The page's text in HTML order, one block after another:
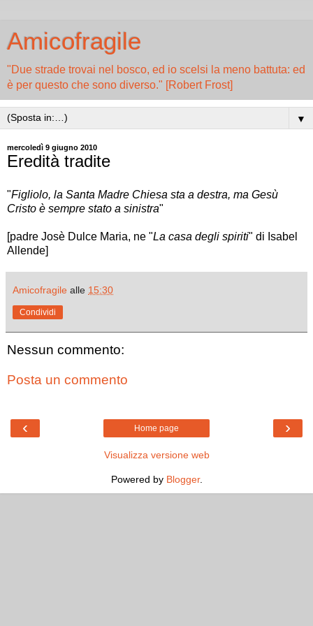
Amicofragile
"Due strade trovai nel bosco, ed io scelsi la meno battuta: ed
è per questo che sono diverso." [Robert Frost]
▼
mercoledì 9 giugno 2010
Eredità tradite
"Figliolo, la Santa Madre Chiesa sta a destra, ma Gesù
Cristo è sempre stato a sinistra"
[padre Josè Dulce Maria, ne "La casa degli spiriti" di Isabel
Allende]
Amicofragile alle 15:30
Condividi
Nessun commento:
Posta un commento
‹ ›
Home page
Visualizza versione web
Powered by Blogger.